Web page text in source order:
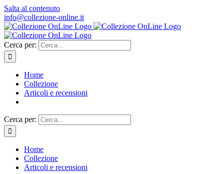
Salta al contenuto
info@collezione-online.it
Cerca per:
Home
Collezione
Articoli e recensioni
Cerca per:
Home
Collezione
Articoli e recensioni